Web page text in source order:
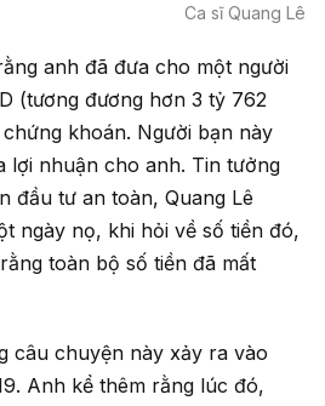
Ca sĩ Quang Lê
anh đã đưa cho một người
(tương đương hơn 3 tỷ 762
khoán. Người bạn này
lợi nhuận cho anh. Tin tưởng
đầu tư an toàn, Quang Lê
ngày nọ, khi hỏi về số tiền đó,
toàn bộ số tiền đã mất
câu chuyện này xảy ra vào
Anh kể thêm rằng lúc đó,